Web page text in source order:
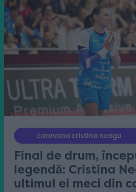
caravana cristina neagu
Final de drum,
legendă: Cristina
ultimul ei meci din